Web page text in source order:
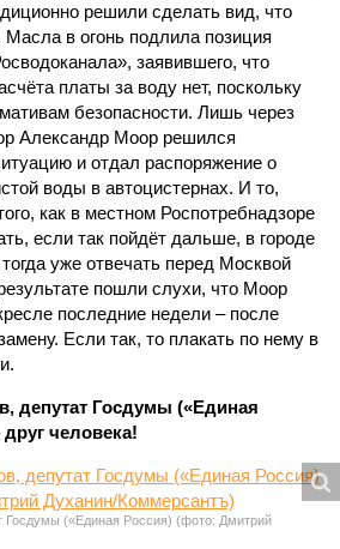
решили сделать вид, что
Масла в огонь подлила позиция
заявившего, что
платы за воду нет, поскольку
безопасности. Лишь через
Александр Моор решился
и отдал распоряжение о
воды в автоцистернах. И то,
как в местном Роспотребнадзоре
если так пойдёт дальше, в городе
уже отвечать перед Москвой
пошли слухи, что Моор
последние недели – после
Если так, то плакать по нему в
депутат Госдумы («Единая
человека!
Госдумы («Единая Россия) (фото: Дмитрий